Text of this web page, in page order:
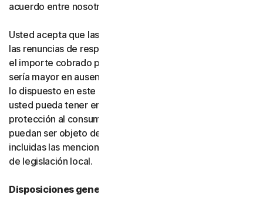
acuerdo entre nosotros y usted.
Usted acepta que las limitaciones de responsabilidad y
las renuncias de responsabilidad de esta sección reflejan
el importe cobrado por el software y los servicios, que
sería mayor en ausencia de dichas limitaciones. Nada de
lo dispuesto en este acuerdo limita los derechos que
usted pueda tener en virtud de las leyes vigentes de
protección al consumidor u otras leyes aplicables que no
puedan ser objeto de renuncia en su jurisdicción,
incluidas las mencionadas específicamente en la sección
de legislación local.
Disposiciones generales